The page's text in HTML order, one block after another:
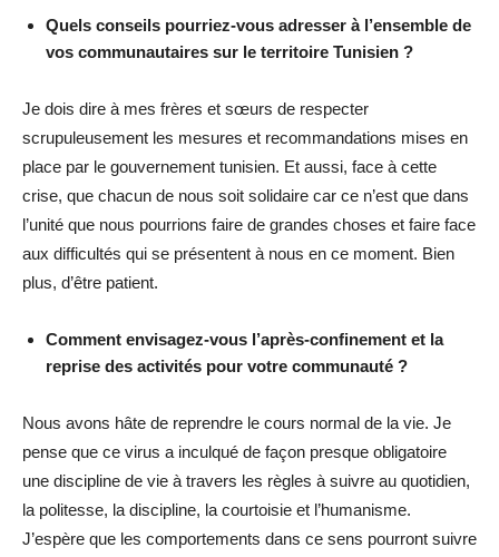
Quels conseils pourriez-vous adresser à l’ensemble de
vos communautaires sur le territoire Tunisien ?
Je dois dire à mes frères et sœurs de respecter
scrupuleusement les mesures et recommandations mises en
place par le gouvernement tunisien. Et aussi, face à cette
crise, que chacun de nous soit solidaire car ce n’est que dans
l’unité que nous pourrions faire de grandes choses et faire face
aux difficultés qui se présentent à nous en ce moment. Bien
plus, d’être patient.
Comment envisagez-vous l’après-confinement et la
reprise des activités pour votre communauté ?
Nous avons hâte de reprendre le cours normal de la vie. Je
pense que ce virus a inculqué de façon presque obligatoire
une discipline de vie à travers les règles à suivre au quotidien,
la politesse, la discipline, la courtoisie et l’humanisme.
J’espère que les comportements dans ce sens pourront suivre